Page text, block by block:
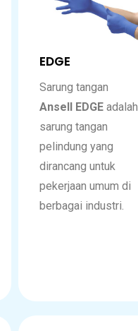
EDGE
Sarung tangan
Ansell EDGE adalah
sarung tangan
pelindung yang
dirancang untuk
pekerjaan umum di
berbagai industri.